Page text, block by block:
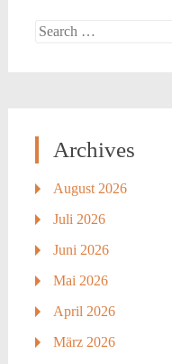
Search
Archives
August 2026
Juli 2026
Juni 2026
Mai 2026
April 2026
März 2026